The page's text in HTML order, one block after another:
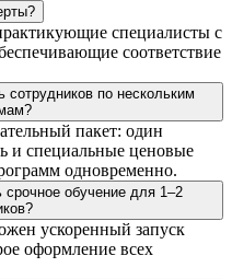
специалисты с
соответствие
сотрудников по нескольким
пакет: один
и специальные ценовые
одновременно.
обучение для 1–2
ускоренный запуск
оформление всех